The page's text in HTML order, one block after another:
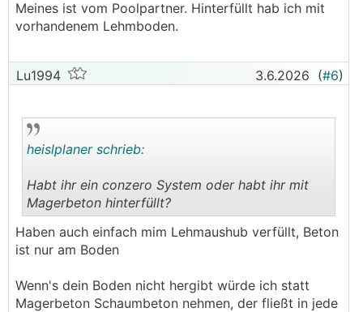
Meines ist vom Poolpartner. Hinterfüllt hab ich mit
vorhandenem Lehmboden.
Lu1994 3.6.2026 (#6)
..
heislplaner schrieb:
Habt ihr ein conzero System oder habt ihr mit
Magerbeton hinterfüllt?
Haben auch einfach mim Lehmaushub verfüllt, Beton
ist nur am Boden
Wenn's dein Boden nicht hergibt würde ich statt
Magerbeton Schaumbeton nehmen, der fließt in jede